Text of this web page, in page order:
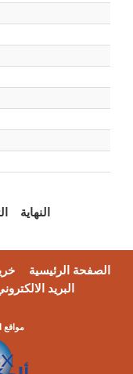
النهاية
الصفحة الرئيسية
البريد
مواقع